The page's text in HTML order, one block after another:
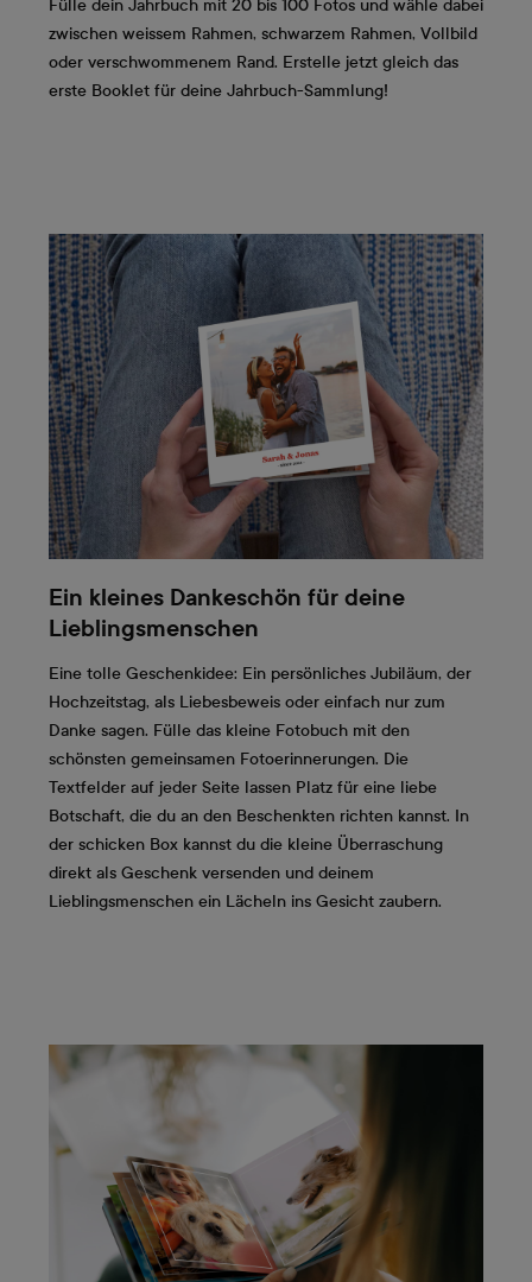
Fülle dein Jahrbuch mit 20 bis 100 Fotos und wähle dabei
zwischen weissem Rahmen, schwarzem Rahmen, Vollbild
oder verschwommenem Rand. Erstelle jetzt gleich das
erste Booklet für deine Jahrbuch-Sammlung!
Ein kleines Dankeschön für deine
Lieblingsmenschen
Eine tolle Geschenkidee: Ein persönliches Jubiläum, der
Hochzeitstag, als Liebesbeweis oder einfach nur zum
Danke sagen. Fülle das kleine Fotobuch mit den
schönsten gemeinsamen Fotoerinnerungen. Die
Textfelder auf jeder Seite lassen Platz für eine liebe
Botschaft, die du an den Beschenkten richten kannst. In
der schicken Box kannst du die kleine Überraschung
direkt als Geschenk versenden und deinem
Lieblingsmenschen ein Lächeln ins Gesicht zaubern.